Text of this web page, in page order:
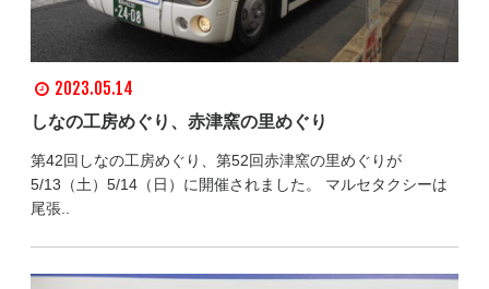
2023.05.14
しなの工房めぐり、赤津窯の里めぐり
第42回しなの工房めぐり、第52回赤津窯の里めぐりが
5/13（土）5/14（日）に開催されました。 マルセタクシーは
尾張..